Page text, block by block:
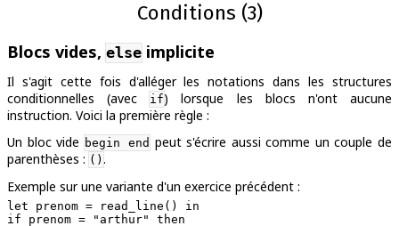
Conditions (3)
Blocs vides, else implicite
Il s'agit cette fois d'alléger les notations dans les structures
conditionnelles (avec
if) lorsque les blocs n'ont aucune
instruction. Voici la première règle :
Un bloc vide begin end peut s'écrire aussi comme un couple de
parenthèses : () .
Exemple sur une variante d'un exercice précédent :
let prenom = read_line() in
if prenom = "arthur" then